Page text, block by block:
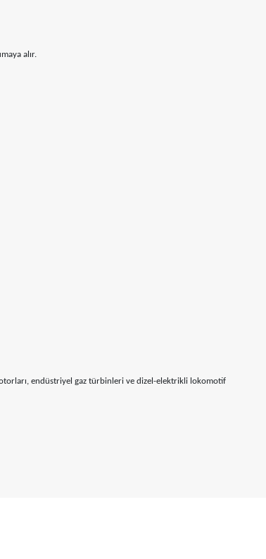
alır.
endüstriyel gaz türbinleri ve dizel-elektrikli lokomotif